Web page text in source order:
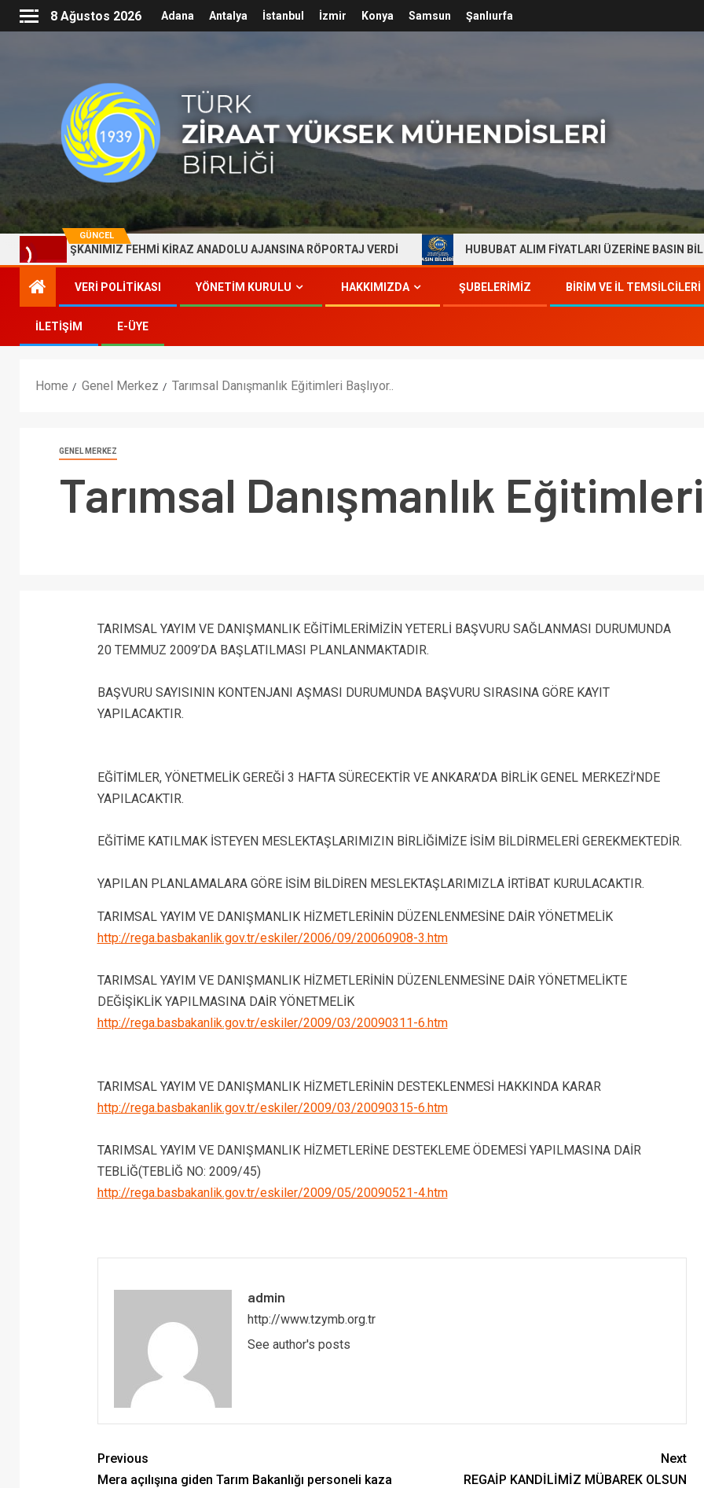
8 Ağustos 2026 Adana Antalya İstanbul İzmir Konya Samsun Şanlıurfa
GÜNCEL
BAŞKANIMIZ FEHMİ KİRAZ ANADOLU AJANSINA RÖPORTAJ VERDİ HUBUBAT ALIM FİYATLARI ÜZERİNE BASIN BİLDİRİSİ
VERI POLITIKASI YÖNETİM KURULU HAKKIMIZDA ŞUBELERİMİZ BİRİM VE İL TEMSİLCİLERİ
İLETİŞİM E-ÜYE
Home Genel Merkez Tarımsal Danışmanlık Eğitimleri Başlıyor..
GENEL MERKEZ
Tarımsal Danışmanlık
TARIMSAL YAYIM VE DANIŞMANLIK EĞİTİMLERİMİZİN YETERLİ BAŞVURU SAĞLANMASI DURUMUNDA
20 TEMMUZ 2009’DA BAŞLATILMASI PLANLANMAKTADIR.
BAŞVURU SAYISININ KONTENJANI AŞMASI DURUMUNDA BAŞVURU SIRASINA GÖRE KAYIT
YAPILACAKTIR.
EĞİTİMLER, YÖNETMELİK GEREĞİ 3 HAFTA SÜRECEKTİR VE ANKARA’DA BİRLİK GENEL MERKEZİ’NDE
YAPILACAKTIR.
EĞİTİME KATILMAK İSTEYEN MESLEKTAŞLARIMIZIN BİRLİĞİMİZE İSİM BİLDİRMELERİ GEREKMEKTEDİR.
YAPILAN PLANLAMALARA GÖRE İSİM BİLDİREN MESLEKTAŞLARIMIZLA İRTİBAT KURULACAKTIR.
TARIMSAL YAYIM VE DANIŞMANLIK HİZMETLERİNİN DÜZENLENMESİNE DAİR YÖNETMELİK
http://rega.basbakanlik.gov.tr/eskiler/2006/09/20060908-3.htm
TARIMSAL YAYIM VE DANIŞMANLIK HİZMETLERİNİN DÜZENLENMESİNE DAİR YÖNETMELİKTE
DEĞİŞİKLİK YAPILMASINA DAİR YÖNETMELİK
http://rega.basbakanlik.gov.tr/eskiler/2009/03/20090311-6.htm
TARIMSAL YAYIM VE DANIŞMANLIK HİZMETLERİNİN DESTEKLENMESİ HAKKINDA KARAR
http://rega.basbakanlik.gov.tr/eskiler/2009/03/20090315-6.htm
TARIMSAL YAYIM VE DANIŞMANLIK HİZMETLERİNE DESTEKLEME ÖDEMESİ YAPILMASINA DAİR
TEBLİĞ(TEBLİĞ NO: 2009/45)
http://rega.basbakanlik.gov.tr/eskiler/2009/05/20090521-4.htm
admin
http://www.tzymb.org.tr
See author's posts
Previous
Mera açılışına giden Tarım Bakanlığı personeli kaza
Next
REGAİP KANDİLİMİZ MÜBAREK OLSUN